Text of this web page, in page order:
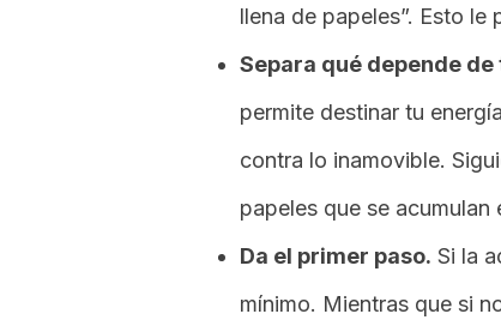
llena de papeles”. Esto le
Separa qué depende de
permite destinar tu
contra lo inamovible.
papeles que se
Da el primer paso. Si la
mínimo. Mientras que si